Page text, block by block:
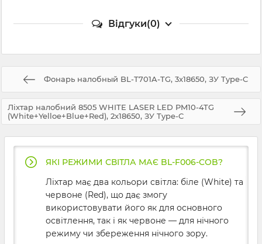
Відгуки(0)
Фонарь налобный BL-T701A-TG, 3x18650, ЗУ Type-C
Ліхтар налобний 8505 WHITE LASER LED PM10-4TG
(White+Yelloe+Blue+Red), 2x18650, ЗУ Type-C
ЯКІ РЕЖИМИ СВІТЛА МАЄ BL-F006-COB?
Ліхтар має два кольори світла: біле (White) та
червоне (Red), що дає змогу
використовувати його як для основного
освітлення, так і як червоне — для нічного
режиму чи збереження нічного зору.